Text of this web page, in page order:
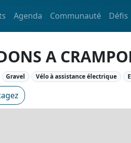
Agenda Communauté Défis
A
Gravel Vélo à assistance électrique